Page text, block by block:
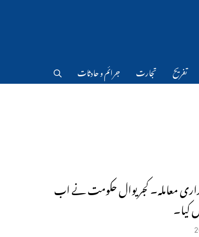
تفریح تجارت جرائم و حادثات
معاملہ۔ کجریوال حکومت نے اب
کیا۔